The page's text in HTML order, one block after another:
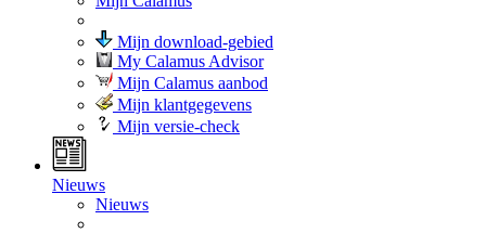
Mijn download-gebied
My Calamus Advisor
Mijn Calamus aanbod
Mijn klantgegevens
Mijn versie-check
Nieuws
Nieuws